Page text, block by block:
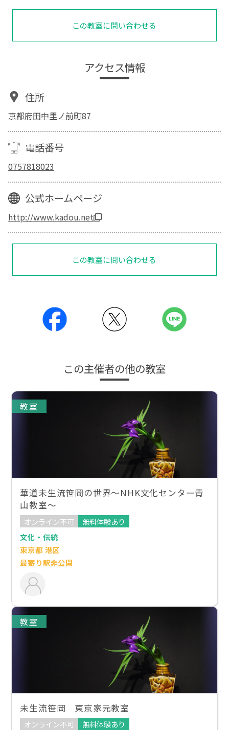
この教室に問い合わせる
アクセス情報
住所
京都府田中里ノ前町87
電話番号
0757818023
公式ホームページ
http://www.kadou.net
この教室に問い合わせる
この主催者の他の教室
教室
華道未生流笹岡の世界～NHK文化センター青
山教室～
オンライン不可
無料体験あり
文化・伝統
東京都 港区
最寄り駅非公開
教室
未生流笹岡 東京家元教室
オンライン不可 無料体験あり